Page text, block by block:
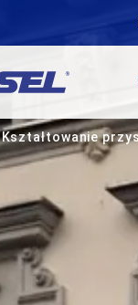
Kształtowanie